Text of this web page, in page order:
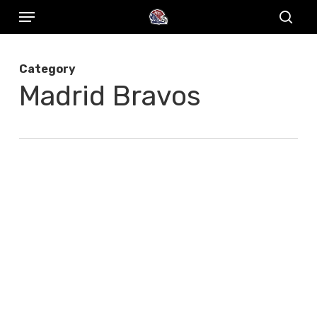
Skip
content
Menu
Category
Madrid Bravos